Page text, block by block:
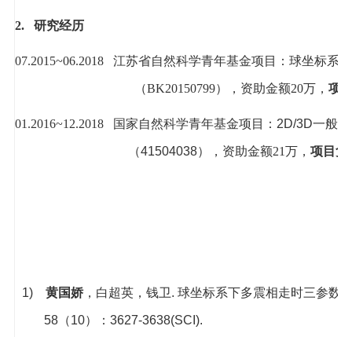
2. 研究经历
07.2015~06.2018 江苏省自然科学青年基金项目： 球坐标系
（BK20150799），资助金额20万， 项
01.2016~12.2018 国家自然科学青年基金项目： 2D/3D一般TI
（41504038） ，资助金额21万， 项目负
1) 黄国娇，白超英，钱卫. 球坐标系下多震相走时三参数
58（10）： 3627-3638(SCI).